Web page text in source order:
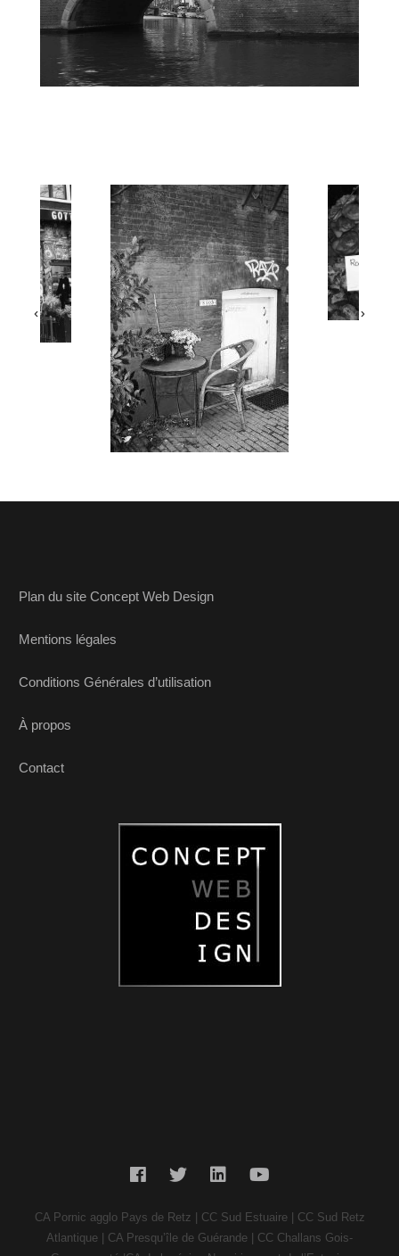
Plan du site Concept Web Design
Mentions légales
Conditions Générales d’utilisation
À propos
Contact
CA Pornic agglo Pays de Retz | CC Sud Estuaire | CC Sud Retz
Atlantique | CA Presqu’île de Guérande | CC Challans Gois-